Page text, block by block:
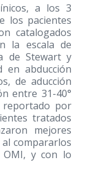
a los 3
los pacientes
catalogados
la escala de
de Stewart y
en abducción
de aducción
entre 31-40°
reportado por
tratados
mejores
compararlos
OMI, y con lo